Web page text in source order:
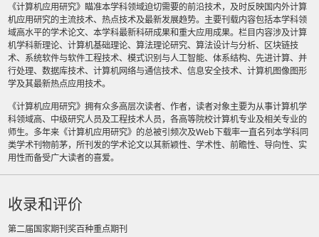
《计算机应用研究》瞄准本学科领域迫切需要的前沿技术，及时反映国内外计算
机应用研究的主流技术、热点技术及最新发展趋势。主要刊载内容包括本学科领
域高水平的学术论文、本学科最新科研成果和重大应用成果。栏目内容涉及计算
机学科新理论、计算机基础理论、算法理论研究、算法设计与分析、区块链技
术、系统软件与软件工程技术、模式识别与人工智能、体系结构、先进计算、并
行处理、数据库技术、计算机网络与通信技术、信息安全技术、计算机图像图形
学及其最新热点应用技术。
《计算机应用研究》拥有众多高层次读者、作者，读者对象主要为从事计算机学
科领域高、中级研究人员及工程技术人员，各高等院校计算机专业及相关专业的
师生。多年来《计算机应用研究》的总被引频次及Web下载率一直名列本学科同
类学术刊物前茅，所刊发的学术论文以其新颖性、学术性、前瞻性、导向性、实
用性而备受广大读者的喜爱。
收录和评价
第二届国家期刊奖百种重点期刊